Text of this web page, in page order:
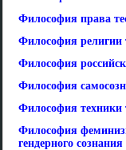
Философия права
Философия религии
Философия
Философия
Философия техники
Философия
гендерного сознания